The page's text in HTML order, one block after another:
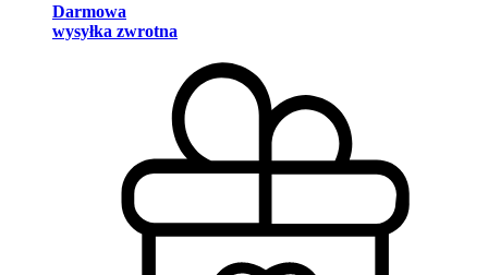
Darmowa
wysyłka zwrotna